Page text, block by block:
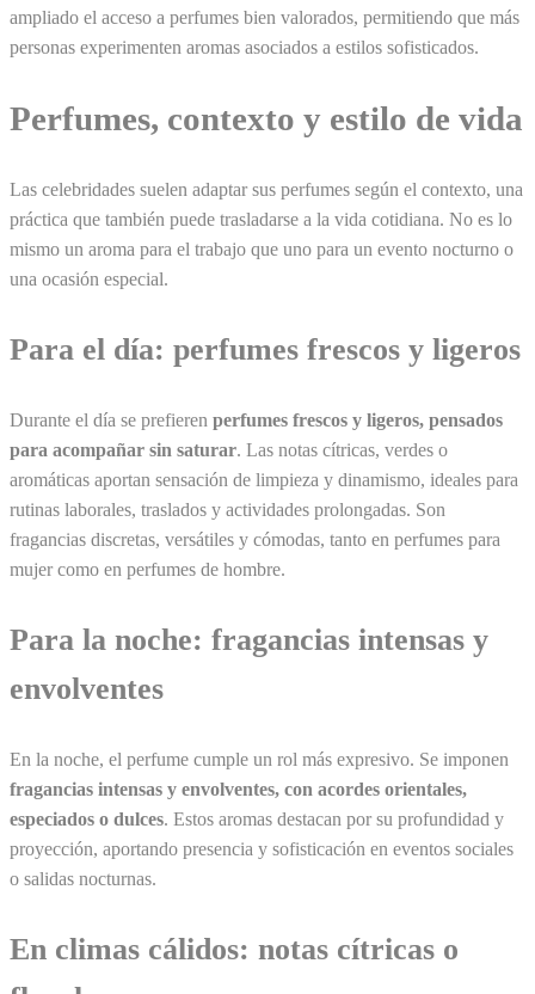
ampliado el acceso a perfumes bien valorados, permitiendo que más
personas experimenten aromas asociados a estilos sofisticados.
Perfumes, contexto y estilo de vida
Las celebridades suelen adaptar sus perfumes según el contexto, una
práctica que también puede trasladarse a la vida cotidiana. No es lo
mismo un aroma para el trabajo que uno para un evento nocturno o
una ocasión especial.
Para el día: perfumes frescos y ligeros
Durante el día se prefieren perfumes frescos y ligeros, pensados
para acompañar sin saturar. Las notas cítricas, verdes o
aromáticas aportan sensación de limpieza y dinamismo, ideales para
rutinas laborales, traslados y actividades prolongadas. Son
fragancias discretas, versátiles y cómodas, tanto en perfumes para
mujer como en perfumes de hombre.
Para la noche: fragancias intensas y
envolventes
En la noche, el perfume cumple un rol más expresivo. Se imponen
fragancias intensas y envolventes, con acordes orientales,
especiados o dulces. Estos aromas destacan por su profundidad y
proyección, aportando presencia y sofisticación en eventos sociales
o salidas nocturnas.
En climas cálidos: notas cítricas o